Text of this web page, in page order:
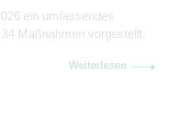
ein umfassendes
Maßnahmen vorgestellt.
Weiterlesen